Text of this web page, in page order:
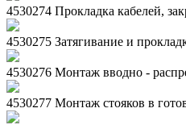
4530274 Прокладка кабелей,
4530275 Затягивание и
4530276 Монтаж вводно -
4530277 Монтаж стояков в